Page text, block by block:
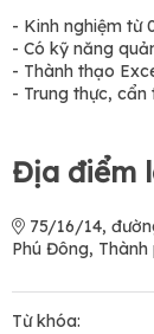
- Kinh nghiệm từ
- Có kỹ năng
- Thành thạo
- Trung thực,
Địa điểm
75/16/14,
Phú Đông,
Từ khóa: